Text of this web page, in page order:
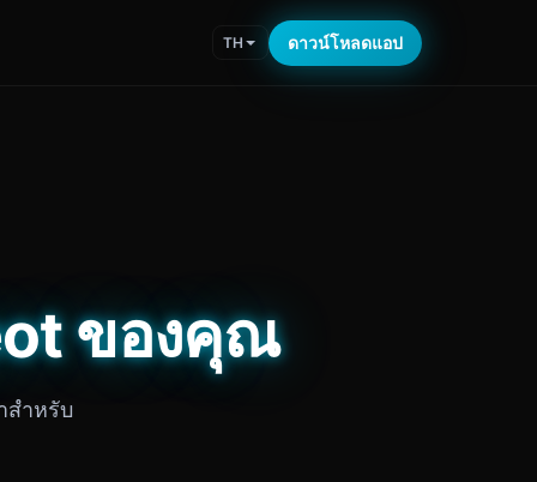
TH ดาวน์โหลดแอป
ของคุณ
สำหรับ